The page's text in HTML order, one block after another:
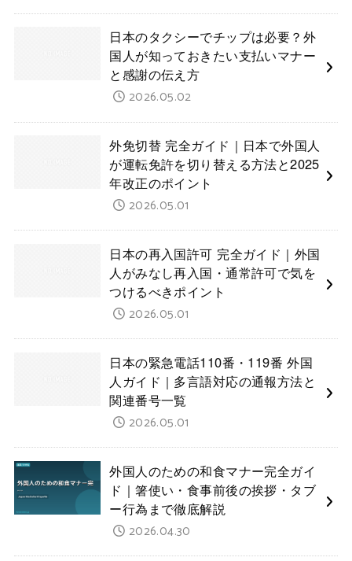
日本のタクシーでチップは必要？外
国人が知っておきたい支払いマナー
と感謝の伝え方
2026.05.02
外免切替 完全ガイド｜日本で外国人
が運転免許を切り替える方法と2025
年改正のポイント
2026.05.01
日本の再入国許可 完全ガイド｜外国
人がみなし再入国・通常許可で気を
つけるべきポイント
2026.05.01
日本の緊急電話110番・119番 外国
人ガイド｜多言語対応の通報方法と
関連番号一覧
2026.05.01
外国人のための和食マナー完全ガイ
ド｜箸使い・食事前後の挨拶・タブ
ー行為まで徹底解説
2026.04.30